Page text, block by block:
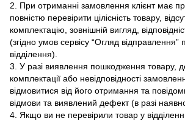
2. При отриманні замовлення клієнт має
повністю перевірити цілісність товару,
комплектацію, зовнішній вигляд,
(згідно умов сервісу “Огляд відправлення”
відділення).
3. У разі виявлення пошкодження товару,
комплектації або невідповідності
відмовитися від його отримання та
відмови та виявлений дефект (в разі
4. Якщо ви не перевірили товар у